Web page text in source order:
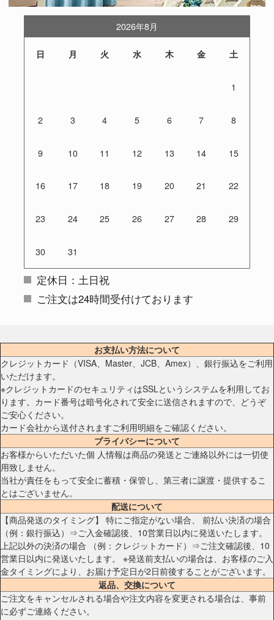
2026年8月
日 月 火 水 木 金 土
1
2 3 4 5 6 7 8
9 10 11 12 13 14 15
16 17 18 19 20 21 22
23 24 25 26 27 28 29
30 31
定休日：土日祝
ご注文は24時間受付けております
お支払い方法について
クレジットカード（VISA、Master、JCB、Amex）、銀行振込をご利用
いただけます。
※クレジットカードのセキュリティはSSLというシステムを利用してお
ります。カード番号は暗号化されて安全に送信されますので、どうぞ
ご安心ください。
カード会社から送付されますご利用明細をご確認ください。
プライバシーについて
お客様からいただいた個 人情報は商品の発送とご連絡以外には一切使
用致しません。
当社が責任をもって安全に蓄積・保管し、第三者に譲渡・提供するこ
とはございません。
配送について
【商品発送のタイミング】 特にご指定がない場合、 前払い決済の場合
（例：銀行振込）⇒ご入金確認後、10営業日以内に発送いたします。
上記以外の決済の場合 （例：クレジットカード）⇒ご注文確認後、10
営業日以内に発送いたします。 ※発送前支払いの場合は、お客様のご入
金タイミングにより、お届け予定日が2日前後することがございます。
返品、交換について
ご注文をキャンセルされる場合や注文内容を変更される場合は、事前
に必ずご連絡ください。